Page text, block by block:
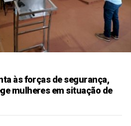
às forças de segurança,
mulheres em situação de